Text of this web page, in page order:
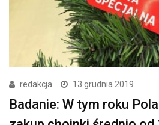
redakcja 13 grudnia 2019
Badanie: W tym roku